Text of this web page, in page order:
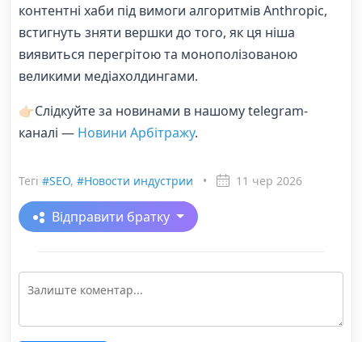
контентні хаби під вимоги алгоритмів Anthropic,
встигнуть зняти вершки до того, як ця ніша
виявиться перегрітою та монополізованою
великими медіахолдингами.
👉🏻Слідкуйте за новинами в нашому telegram-
каналі — Новини Арбітражу.
Тегі #SEO, #Новости индустрии • 11 чер 2026
Відправити братку